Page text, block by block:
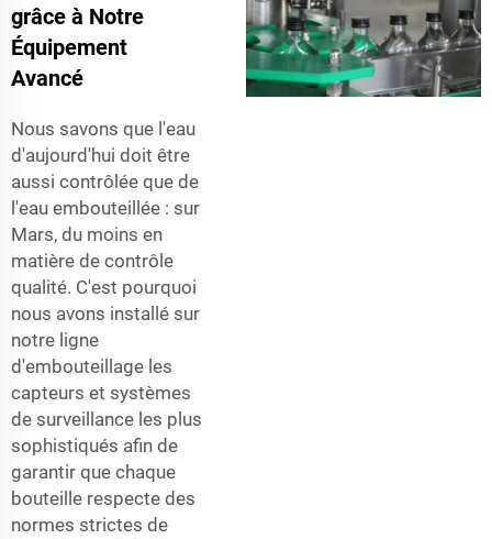
grâce à Notre
Équipement
Avancé
Nous savons que l'eau
d'aujourd'hui doit être
aussi contrôlée que de
l'eau embouteillée : sur
Mars, du moins en
matière de contrôle
qualité. C'est pourquoi
nous avons installé sur
notre ligne
d'embouteillage les
capteurs et systèmes
de surveillance les plus
sophistiqués afin de
garantir que chaque
bouteille respecte des
normes strictes de